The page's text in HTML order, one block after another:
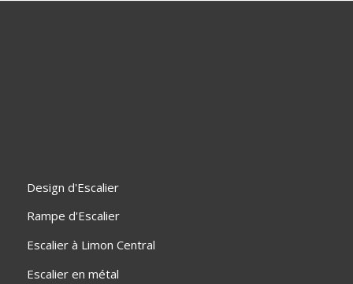
Design d'Escalier
Rampe d'Escalier
Escalier à Limon Central
Escalier en métal